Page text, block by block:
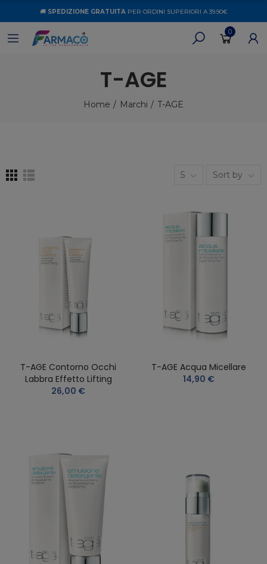
🚚 SPEDIZIONE GRATUITAPER ORDINI SUPERIORI A 39.90€
0
T-AGE
Home Marchi T-AGE
5 Sort by
T-AGE Contorno Occhi
Labbra Effetto Lifting
26,00 €
T-AGE Acqua Micellare
14,90 €